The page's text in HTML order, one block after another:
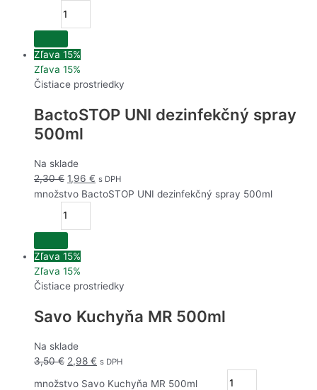
Zľava 15%
Zľava 15%
Čistiace prostriedky
BactoSTOP UNI dezinfekčný spray
500ml
Na sklade
2,30€ 1,96 € s DPH
množstvo BactoSTOP UNI dezinfekčný spray 500ml
Zľava 15%
Zľava 15%
Čistiace prostriedky
Savo Kuchyňa MR 500ml
Na sklade
3,50€ 2,98 € s DPH
množstvo Savo Kuchyňa MR 500ml